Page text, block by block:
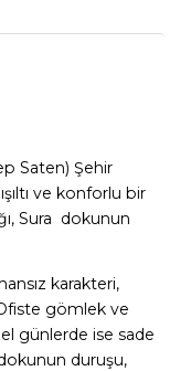
Saten) Şehir
ve konforlu bir
Sura dokunun
karakteri,
gömlek ve
günlerde ise sade
duruşu,